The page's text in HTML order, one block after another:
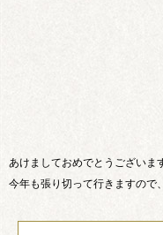
あけましておめでとうございま
今年も張り切って行きますので